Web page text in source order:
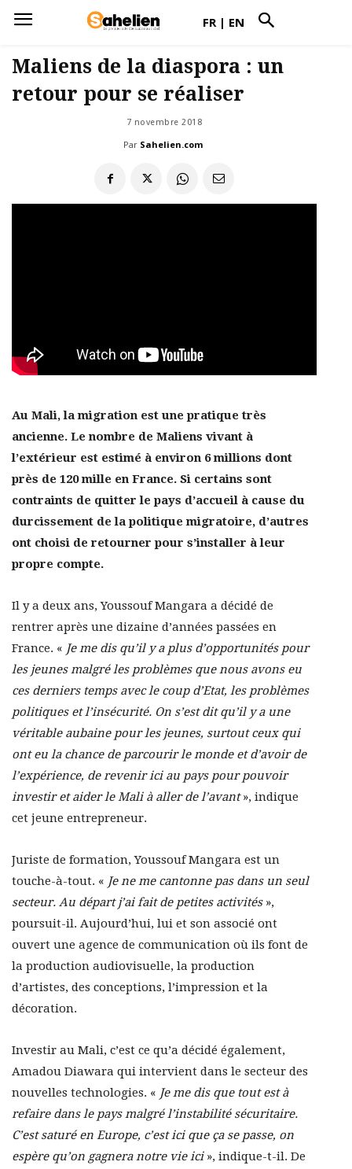
FR | EN
Maliens de la diaspora : un
retour pour se réaliser
7 novembre 2018
Par Sahelien.com
Au Mali, la migration est une pratique très
ancienne. Le nombre de Maliens vivant à
l’extérieur est estimé à environ 6 millions dont
près de 120 mille en France. Si certains sont
contraints de quitter le pays d’accueil à cause du
durcissement de la politique migratoire, d’autres
ont choisi de retourner pour s’installer à leur
propre compte.
Il y a deux ans, Youssouf Mangara a décidé de
rentrer après une dizaine d’années passées en
France. « Je me dis qu’il y a plus d’opportunités pour
les jeunes malgré les problèmes que nous avons eu
ces derniers temps avec le coup d’Etat, les problèmes
politiques et l’insécurité. On s’est dit qu’il y a une
véritable aubaine pour les jeunes, surtout ceux qui
ont eu la chance de parcourir le monde et d’avoir de
l’expérience, de revenir ici au pays pour pouvoir
investir et aider le Mali à aller de l’avant», indique
cet jeune entrepreneur.
Juriste de formation, Youssouf Mangara est un
touche-à-tout. « Je ne me cantonne pas dans un seul
secteur. Au départ j’ai fait de petites activités»,
poursuit-il. Aujourd’hui, lui et son associé ont
ouvert une agence de communication où ils font de
la production audiovisuelle, la production
d’artistes, des conceptions, l’impression et la
décoration.
Investir au Mali, c’est ce qu’a décidé également,
Amadou Diawara qui intervient dans le secteur des
nouvelles technologies. « Je me dis que tout est à
refaire dans le pays malgré l’instabilité sécuritaire.
C’est saturé en Europe, c’est ici que ça se passe, on
espère qu’on gagnera notre vie ici», indique-t-il. De